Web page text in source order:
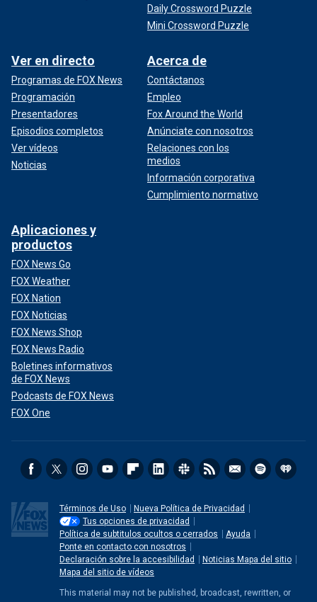
Daily Crossword Puzzle
Mini Crossword Puzzle
Ver en directo
Programas de FOX News
Programación
Presentadores
Episodios completos
Ver vídeos
Noticias
Acerca de
Contáctanos
Empleo
Fox Around the World
Anúnciate con nosotros
Relaciones con los
medios
Información corporativa
Cumplimiento normativo
Aplicaciones y
productos
FOX News Go
FOX Weather
FOX Nation
FOX Noticias
FOX News Shop
FOX News Radio
Boletines informativos
de FOX News
Podcasts de FOX News
FOX One
Términos de Uso
Nueva Política de Privacidad
Tus opciones de privacidad
Política de subtitulos ocultos o cerrados
Ayuda
Ponte en contacto con nosotros
Declaración sobre la accesibilidad
Noticias Mapa del sitio
Mapa del sitio de vídeos
This material may not be published, broadcast, rewritten, or